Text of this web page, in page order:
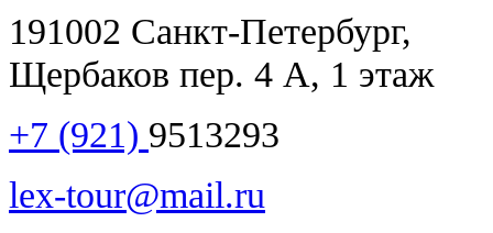
191002 Санкт-Петербург,
Щербаков пер. 4 А, 1 этаж
+7 (921) 9513293
lex-tour@mail.ru